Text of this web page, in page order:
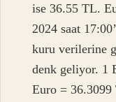
ise 36.55 TL.
2024 saat
kuru verilerine
denk geliyor. 1
Euro = 36.3099